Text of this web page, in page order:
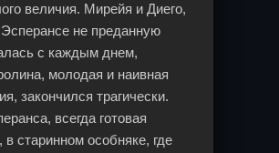
величия. Мирейя и Диего,
не преданную
с каждым днем,
молодая и наивная
закончился трагически.
всегда готовая
старинном особняке, где